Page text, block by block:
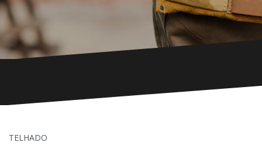
TELHADO